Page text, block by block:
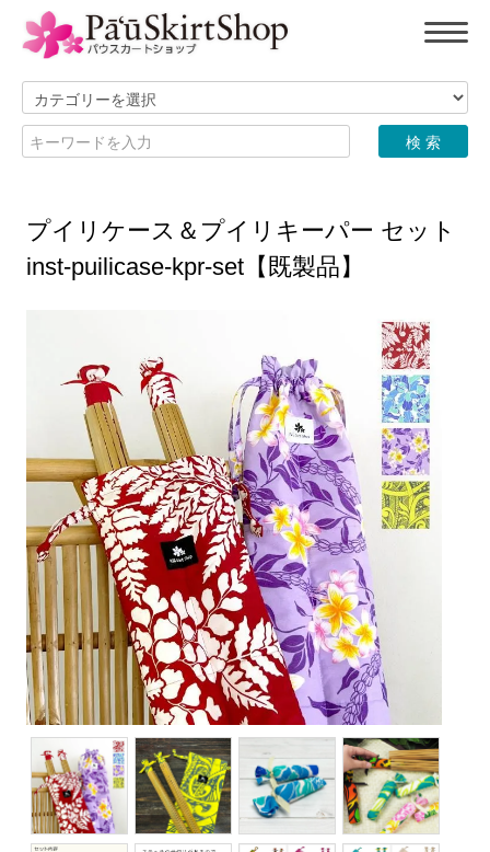
プイリケース＆プイリキーパー セット
inst-puilicase-kpr-set【既製品】